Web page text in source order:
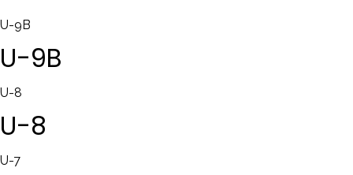
U-9B
U-9B
U-8
U-8
U-7